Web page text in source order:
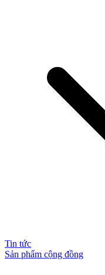
Tin tức
Sản phẩm cộng đồng